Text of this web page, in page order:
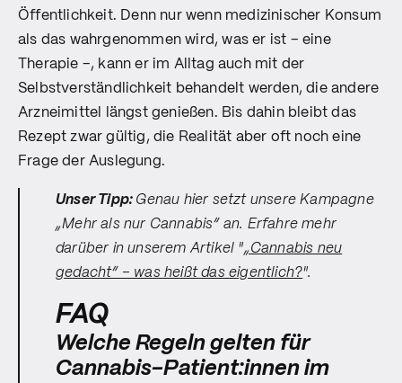
Öffentlichkeit. Denn nur wenn medizinischer Konsum
als das wahrgenommen wird, was er ist – eine
Therapie –, kann er im Alltag auch mit der
Selbstverständlichkeit behandelt werden, die andere
Arzneimittel längst genießen. Bis dahin bleibt das
Rezept zwar gültig, die Realität aber oft noch eine
Frage der Auslegung.
Unser Tipp: Genau hier setzt unsere Kampagne
„Mehr als nur Cannabis“ an. Erfahre mehr
darüber in unserem Artikel "„Cannabis neu
gedacht“ – was heißt das eigentlich?".
FAQ
Welche Regeln gelten für
Cannabis-Patient:innen im